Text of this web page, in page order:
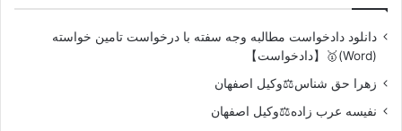
دانلود دادخواست مطالبه وجه سفته با درخواست تامین خواسته
(Word)🥇【دادخواست】
زهرا حق شناس⚖️وکیل اصفهان
نفیسه عرب زاده⚖️وکیل اصفهان